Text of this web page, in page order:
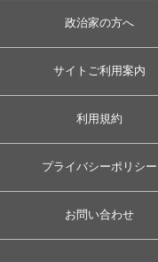
政治家の方へ
サイトご利用案内
利用規約
プライバシーポリシー
お問い合わせ